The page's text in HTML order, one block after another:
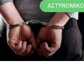
ΑΣΤΥΝΟΜΙΚΌ